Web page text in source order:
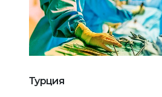
Турция